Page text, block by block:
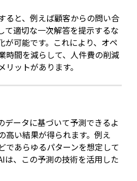
ると、例えば顧客からの問い合
て適切な一次解答を提示するな
が可能です。これにより、オペ
時間を減らして、人件費の削減
ットがあります。
データに基づいて予測できるよ
高い結果が得られます。例え
であらゆるパターンを想定して
は、この予測の技術を活用した